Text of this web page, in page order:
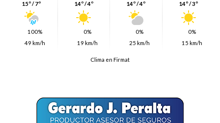
15º / 7º
100%
49 km/h
14º / 4º
0%
19 km/h
14º / 4º
0%
25 km/h
14º / 3º
0%
15 km/h
Clima en Firmat